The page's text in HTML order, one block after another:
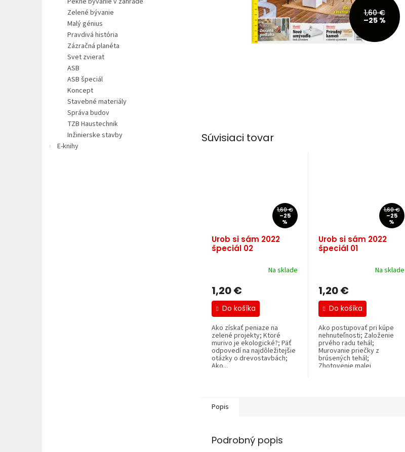
Zelené bývanie
Malý génius
Pravdivá história
Zázračná planéta
Svet zvierat
ASB
ASB špeciál
Koncept
Stavebné materiály
Správa budov
TZB Haustechnik
Inžinierske stavby
E-knihy
1,60 €
–25 %
Súvisiaci tovar
1,60 €
–25
%
Urob si sám 2022
špeciál 02
Na sklade
1,20 €
Do košíka
Ako získať peniaze na
zelené projekty; Ktoré
murivo je ekologické?; Päť
odpovedí na najdôležitejšie
otázky o drevostavbách;
Ako...
1,60 €
–25
%
Urob si sám 2022
špeciál 01
Na sklade
1,20 €
Do košíka
Ako postupovať pri kúpe
nehnuteľnosti; Založenie
prvého radu tehál;
Murovanie priečky z
brúsených tehál;
Zhotovenie malej
Popis
Podrobný popis